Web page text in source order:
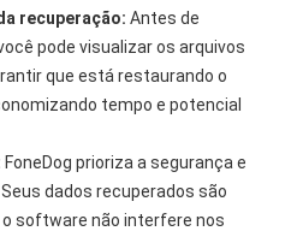
recuperação: Antes de
pode visualizar os arquivos
que está restaurando o
tempo e potencial
FoneDog prioriza a segurança e
dados recuperados são
software não interfere nos